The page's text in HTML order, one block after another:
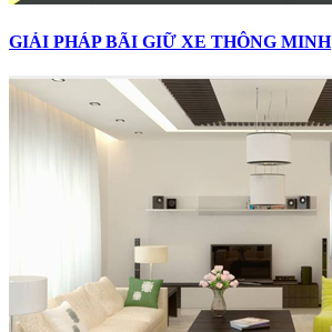
GIẢI PHÁP BÃI GIỮ XE THÔNG MINH